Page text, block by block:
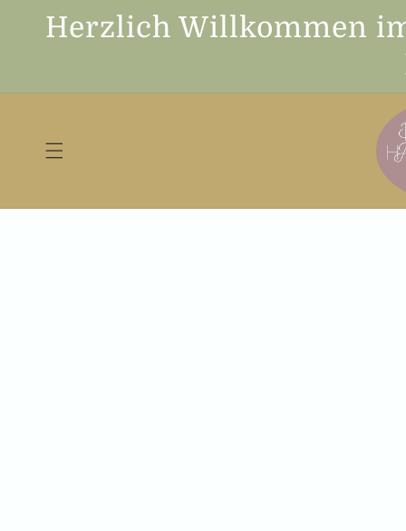
zum
Inhalt
Herzlich Willkommen